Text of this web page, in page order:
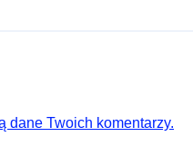
dane Twoich komentarzy.